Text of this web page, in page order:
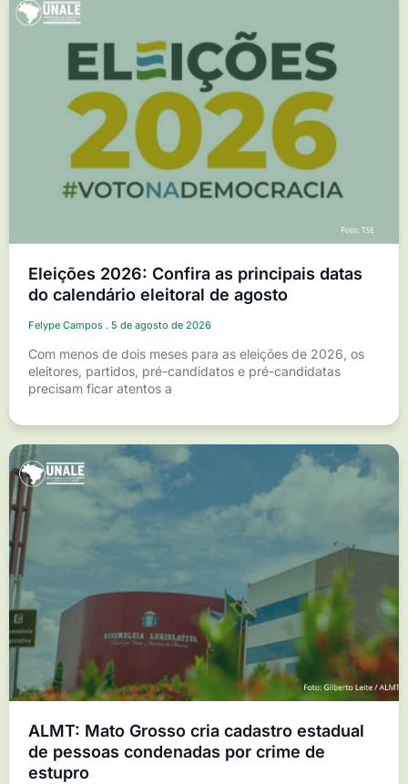
Eleições 2026: Confira as principais datas
do calendário eleitoral de agosto
Felype Campos 5 de agosto de 2026
Com menos de dois meses para as eleições de 2026, os
eleitores, partidos, pré-candidatos e pré-candidatas
precisam ficar atentos a
ALMT: Mato Grosso cria cadastro estadual
de pessoas condenadas por crime de
estupro